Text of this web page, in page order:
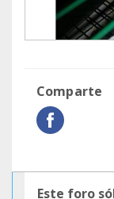
Comparte
Este foro